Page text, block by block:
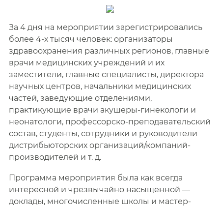
За 4 дня на мероприятии зарегистрировались
более 4-х тысяч человек: организаторы
здравоохранения различных регионов, главные
врачи медицинских учреждений и их
заместители, главные специалисты, директора
научных центров, начальники медицинских
частей, заведующие отделениями,
практикующие врачи акушеры-гинекологи и
неонатологи, профессорско-преподавательский
состав, студенты, сотрудники и руководители
дистрибьюторских организаций/компаний-
производителей и т. д.
Программа мероприятия была как всегда
интересной и чрезвычайно насыщенной —
доклады, многочисленные школы и мастер-